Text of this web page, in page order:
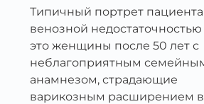
Типичный портрет
венозной недостаточностью
это женщины после 50 лет с
неблагоприятным
анамнезом, страдающие
варикозным расширением